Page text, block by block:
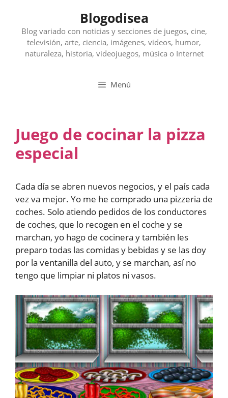
contenido
Blogodisea
Blog variado con noticias y secciones de juegos, cine,
televisión, arte, ciencia, imágenes, videos, humor,
naturaleza, historia, videojuegos, música o Internet
Menú
Juego de cocinar la pizza
especial
Cada día se abren nuevos negocios, y el país cada
vez va mejor. Yo me he comprado una pizzeria de
coches. Solo atiendo pedidos de los conductores
de coches, que lo recogen en el coche y se
marchan, yo hago de cocinera y también les
preparo todas las comidas y bebidas y se las doy
por la ventanilla del auto, y se marchan, así no
tengo que limpiar ni platos ni vasos.